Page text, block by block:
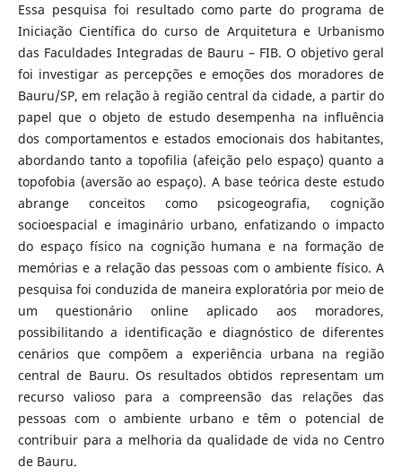
Essa pesquisa foi resultado como parte do programa de
Iniciação Científica do curso de Arquitetura e Urbanismo
das Faculdades Integradas de Bauru – FIB. O objetivo geral
foi investigar as percepções e emoções dos moradores de
Bauru/SP, em relação à região central da cidade, a partir do
papel que o objeto de estudo desempenha na influência
dos comportamentos e estados emocionais dos habitantes,
abordando tanto a topofilia (afeição pelo espaço) quanto a
topofobia (aversão ao espaço). A base teórica deste estudo
abrange conceitos como psicogeografia, cognição
socioespacial e imaginário urbano, enfatizando o impacto
do espaço físico na cognição humana e na formação de
memórias e a relação das pessoas com o ambiente físico. A
pesquisa foi conduzida de maneira exploratória por meio de
um questionário online aplicado aos moradores,
possibilitando a identificação e diagnóstico de diferentes
cenários que compõem a experiência urbana na região
central de Bauru. Os resultados obtidos representam um
recurso valioso para a compreensão das relações das
pessoas com o ambiente urbano e têm o potencial de
contribuir para a melhoria da qualidade de vida no Centro
de Bauru.